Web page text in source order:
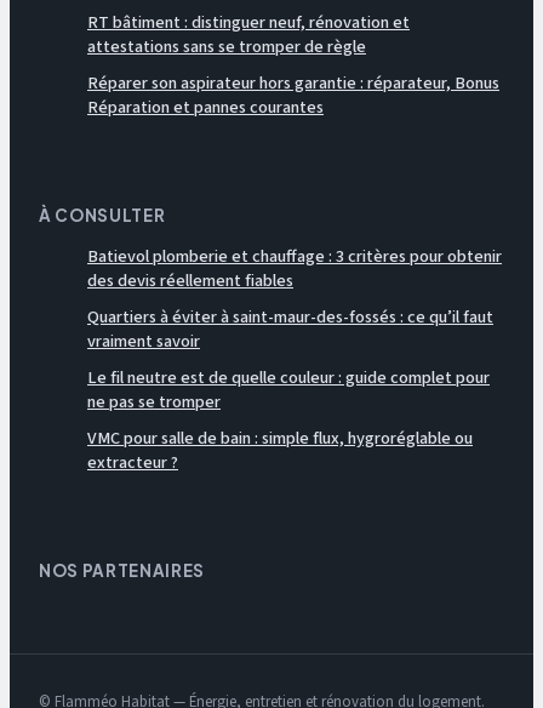
RT bâtiment : distinguer neuf, rénovation et
attestations sans se tromper de règle
Réparer son aspirateur hors garantie : réparateur, Bonus
Réparation et pannes courantes
À CONSULTER
Batievol plomberie et chauffage : 3 critères pour obtenir
des devis réellement fiables
Quartiers à éviter à saint-maur-des-fossés : ce qu’il faut
vraiment savoir
Le fil neutre est de quelle couleur : guide complet pour
ne pas se tromper
VMC pour salle de bain : simple flux, hygroréglable ou
extracteur ?
NOS PARTENAIRES
© Flamméo Habitat — Énergie, entretien et rénovation du logement.